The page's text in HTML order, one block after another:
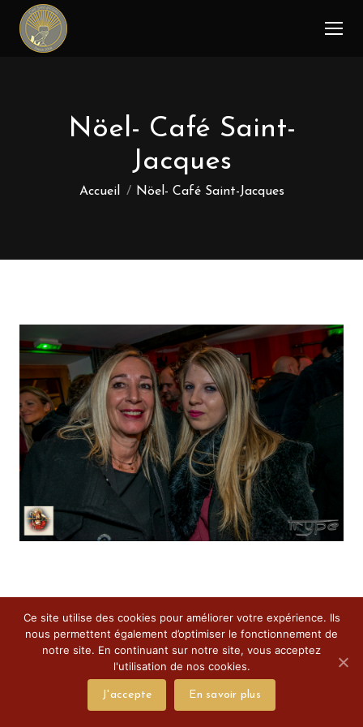
Nöel- Café Saint-
Jacques
Vous êtes ici :
Accueil Nöel- Café Saint-Jacques
Ce site utilise des cookies pour améliorer votre expérience. Ils
nous permettent également d’optimiser le fonctionnement de
notre site. En continuant sur notre site, vous acceptez
l'utilisation de nos cookies.
J'accepte En savoir plus